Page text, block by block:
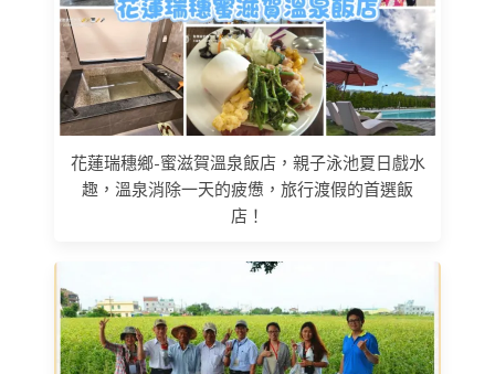
花蓮瑞穗鄉-蜜滋賀溫泉飯店，親子泳池夏日戲水
趣，溫泉消除一天的疲憊，旅行渡假的首選飯
店！